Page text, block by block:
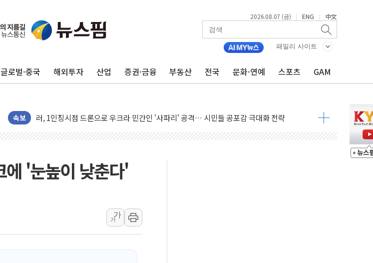
2026.08.07 (금) | ENG | 中文
패밀리 사이트
글로벌·중국 해외투자 산업 증권·금융 부동산 전국 문화·연예 스포츠 GAM
속보
유럽증시, 견조한 실적 소화하며 대부분 상승… "2분기 기업 순이익 21% 증가" 전망
리투아니아 국방 "러, 우크라 드론으로 나토 회원국 공격 검토… 거짓 깃발 작전"
뉴욕증시 개장 전 특징주...모더나·아이온큐·도어대시↑ VS 샌디스크·피그마·앱러빈↓
김정관 장관 "영업이익 N% 성과급 반대…상법·자본시장법 개정 논의"
청와대, 북한 단거리 탄도미사일 발사에 긴급 안보 점검회의
금값 7주 만에 최고…美 고용 둔화·호르무즈 재개방 기대에 강세
[인도증시] 중동 긴장 완화에 실적 호조까지, 상승...호실적 보고 기업 상승세 뚜렷
러, 1인칭시점 드론으로 우크라 민간인 '사파리' 공격… 시민들 공포감 극대화 전략
'눈높이 낮춘다'
가
가